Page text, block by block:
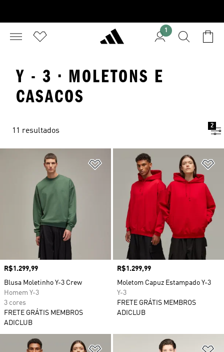
1
Y - 3 · MOLETONS E
CASACOS
11 resultados
2
Adicionar à Lista de Desejos
Preço
R$1.299,99
Blusa Moletinho Y-3 Crew
Homem Y-3
3 cores
FRETE GRÁTIS MEMBROS
ADICLUB
Preço
R$1.299,99
Moletom Capuz Estampado Y-3
Y-3
FRETE GRÁTIS MEMBROS
ADICLUB
Adicionar à Lista de Desejos